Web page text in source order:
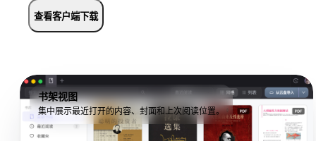
查看客户端下载
书架视图
集中展示最近打开的内容、封面和上次阅读位置。